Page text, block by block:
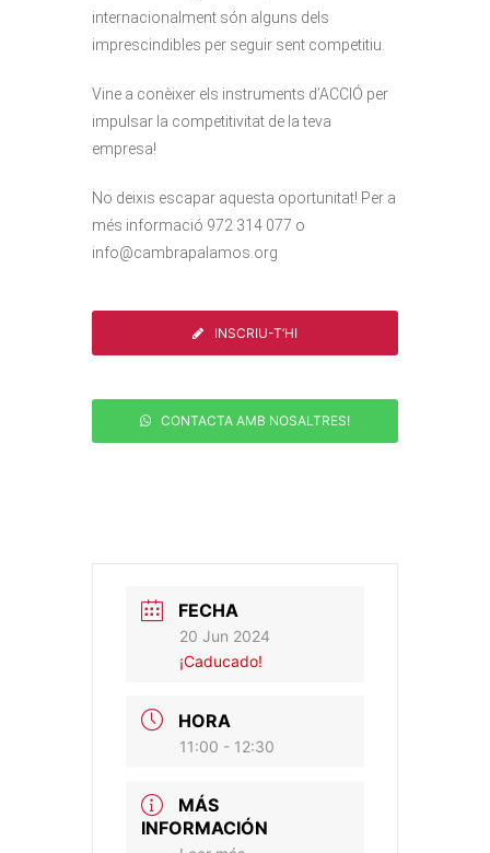
internacionalment són alguns dels
imprescindibles per seguir sent competitiu.
Vine a conèixer els instruments d’ACCIÓ per
impulsar la competitivitat de la teva
empresa!
No deixis escapar aquesta oportunitat! Per a
més informació 972 314 077 o
info@cambrapalamos.org
INSCRIU-T’HI
CONTACTA AMB NOSALTRES!
FECHA
20 Jun 2024
¡Caducado!
HORA
11:00 - 12:30
MÁS
INFORMACIÓN